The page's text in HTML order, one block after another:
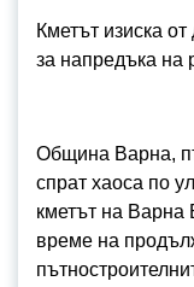
Кметът изиска
за напредъка на
Община Варна,
спрат хаоса по
кметът на Варна
време на